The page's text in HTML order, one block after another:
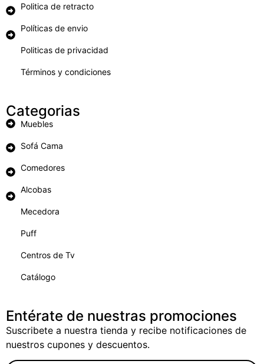
Politica de retracto
Políticas de envio
Politicas de privacidad
Términos y condiciones
Categorias
Muebles
Sofá Cama
Comedores
Alcobas
Mecedora
Puff
Centros de Tv
Catálogo
Entérate de nuestras promociones
Suscribete a nuestra tienda y recibe notificaciones de
nuestros cupones y descuentos.